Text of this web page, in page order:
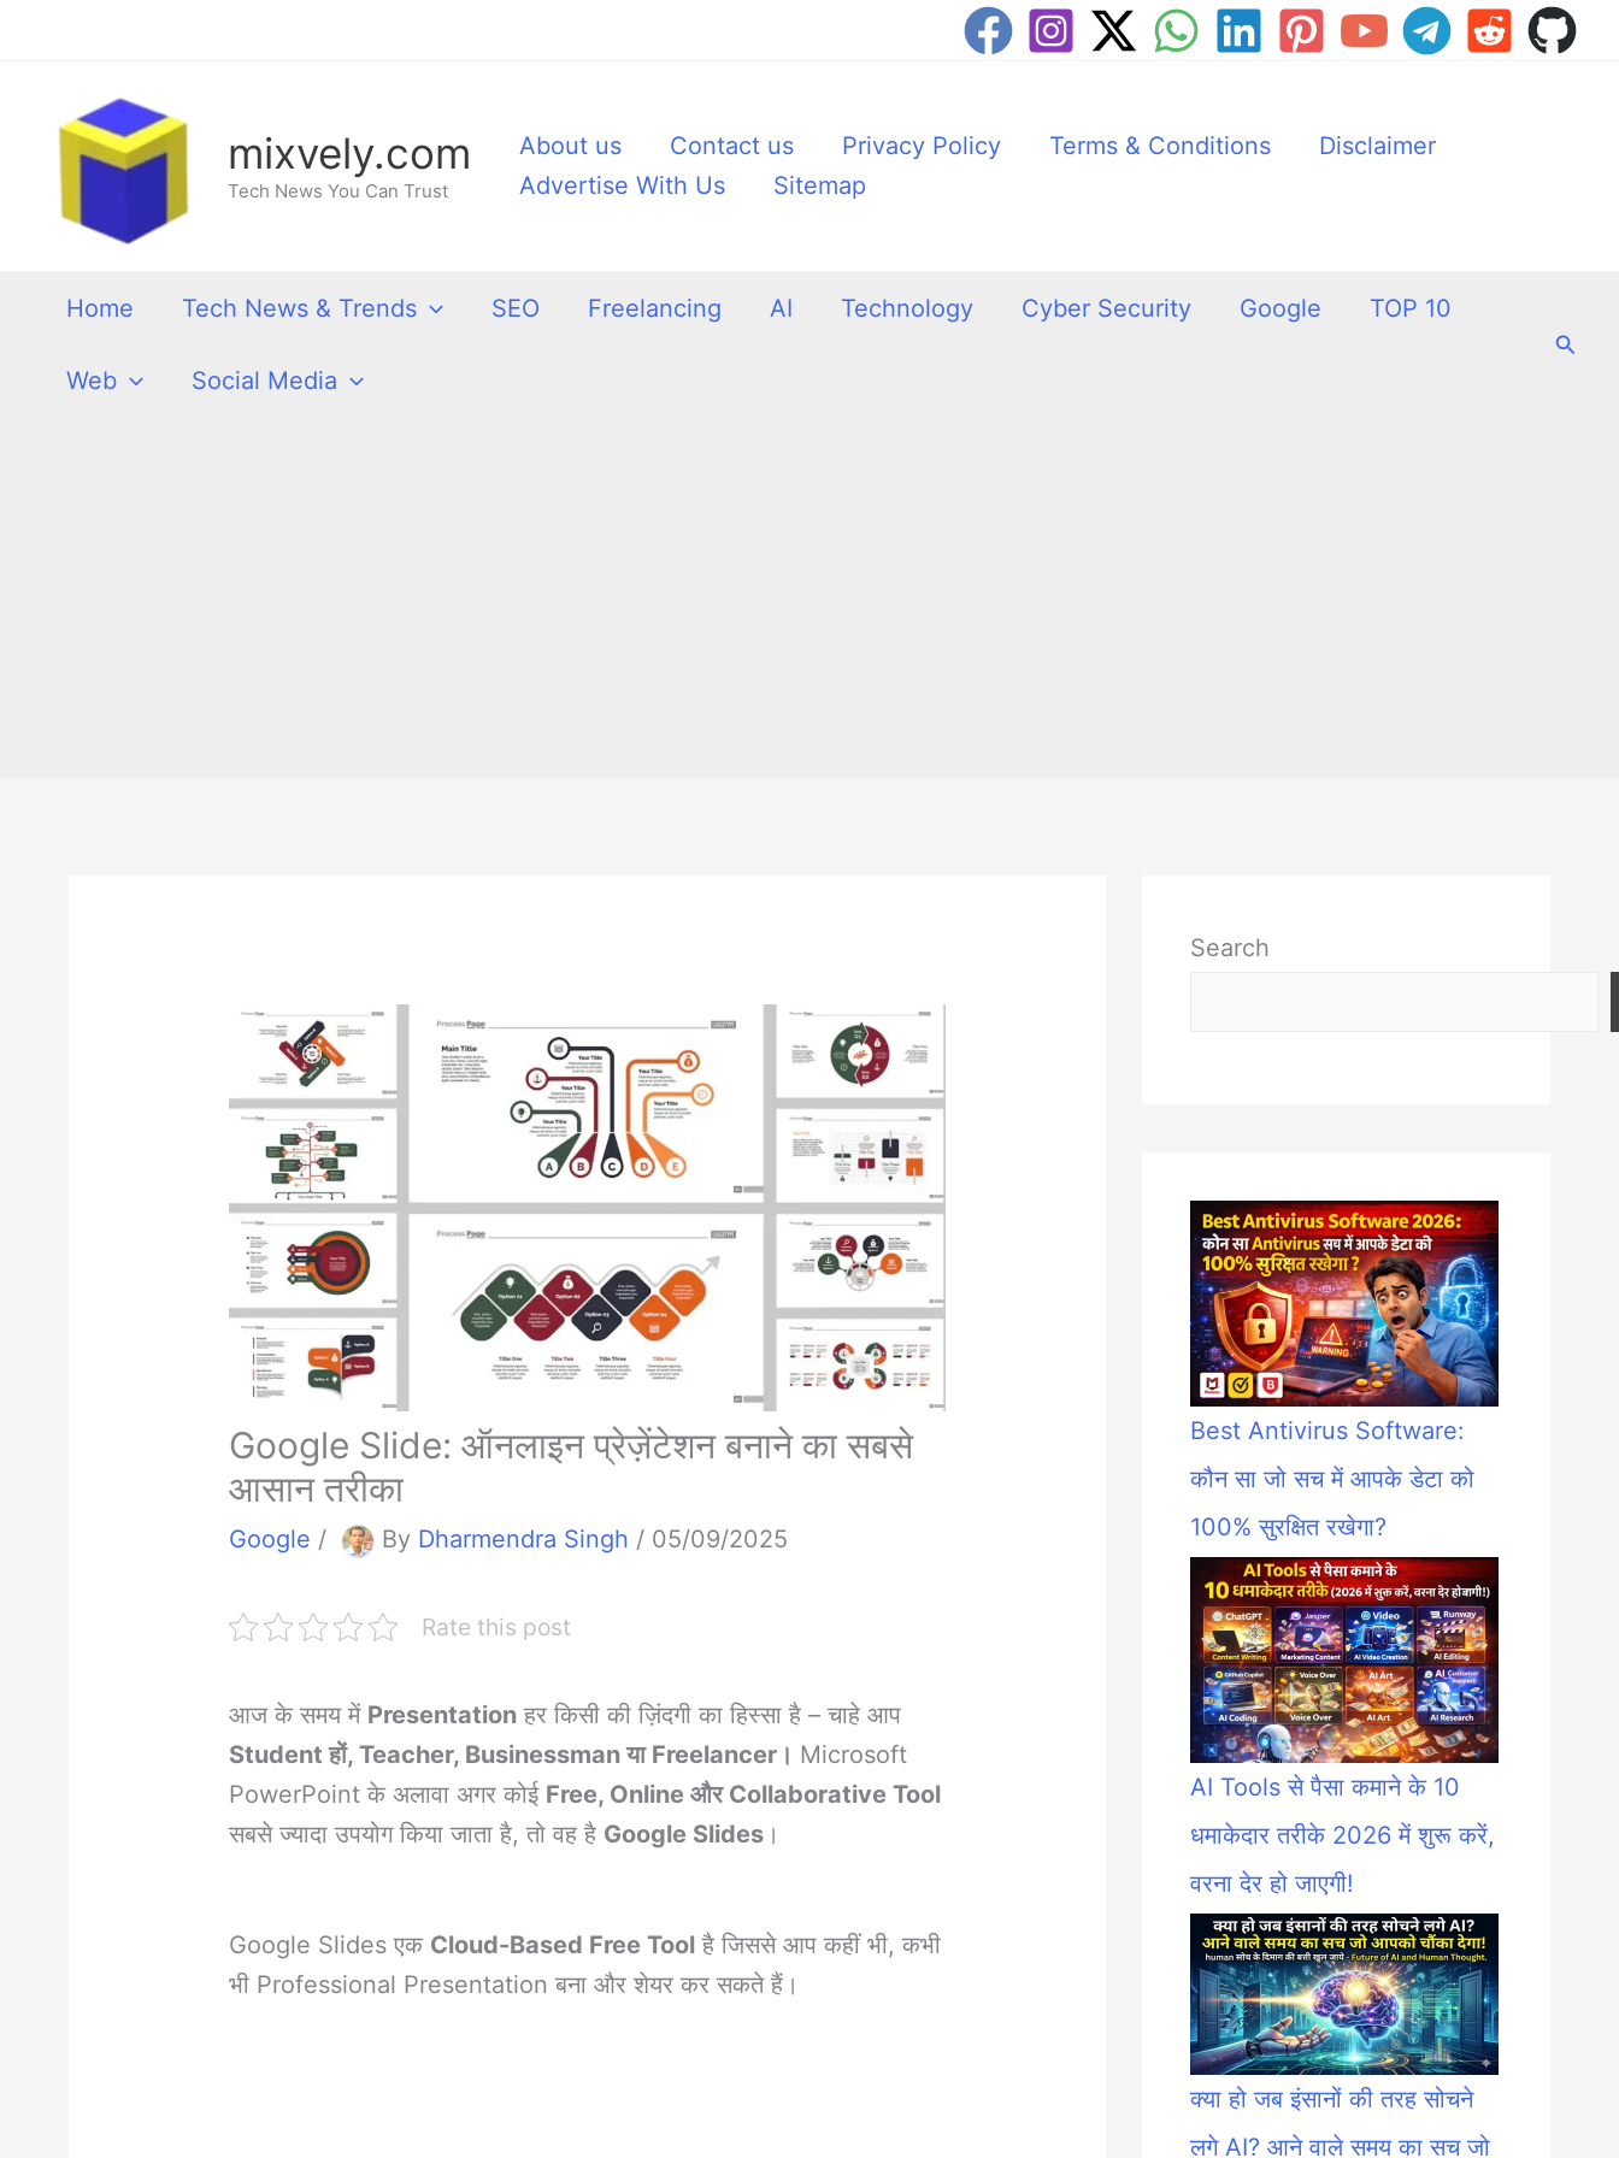
mixvely.com
Tech News You Can Trust
About us Contact us Privacy Policy Terms & Conditions
Disclaimer
Advertise With Us
Sitemap
Home Tech News & Trends SEO Freelancing AI Technology Cyber Security Google TOP 10
Web Social Media
Google Slide: ऑनलाइन प्रेज़ेंटेशन बनाने का सबसे
आसान तरीका
Google / By Dharmendra Singh / 05/09/2025
Rate this post
आज के समय में Presentation हर किसी की ज़िंदगी का हिस्सा है – चाहे आप
Student हों, Teacher, Businessman या Freelancer। Microsoft
PowerPoint के अलावा अगर कोई Free, Online और Collaborative Tool
सबसे ज्यादा उपयोग किया जाता है, तो वह है Google Slides ।
Google Slides एक Cloud-Based Free Tool है जिससे आप कहीं भी, कभी
भी Professional Presentation बना और शेयर कर सकते हैं।
Search
Best Antivirus Software:
कौन सा जो सच में आपके डेटा को
100% सुरक्षित रखेगा?
AI Tools से पैसा कमाने के 10
धमाकेदार तरीके 2026 में शुरू करें,
वरना देर हो जाएगी!
क्या हो जब इंसानों की तरह सोचने
लगे AI? आने वाले समय का सच जो